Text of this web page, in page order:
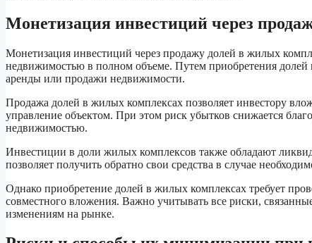
Монетизация инвестиций через
Монетизация инвестиций через продажу долей в жилых
недвижимостью в полном объеме. Путем приобретения
аренды или продажи недвижимости.
Продажа долей в жилых комплексах позволяет инвестору
управление объектом. При этом риск убытков снижается
недвижимостью.
Инвестиции в доли жилых комплексов также обладают
позволяет получить обратно свои средства в случае
Однако приобретение долей в жилых комплексах требует
совместного вложения. Важно учитывать все риски,
изменениям на рынке.